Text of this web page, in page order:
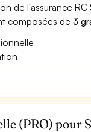
de l'assurance RC
composées de3
(PRO) pour